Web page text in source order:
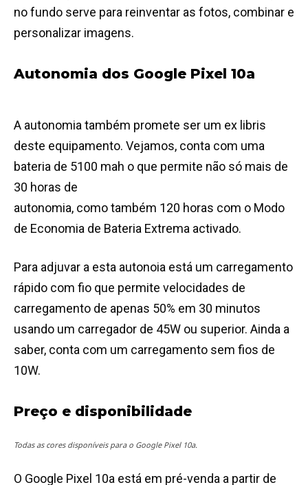
no fundo serve para reinventar as fotos, combinar e
personalizar imagens.
Autonomia dos Google Pixel 10a
A autonomia também promete ser um ex libris
deste equipamento. Vejamos, conta com uma
bateria de 5100 mah o que permite não só mais de
30 horas de
autonomia, como também 120 horas com o Modo
de Economia de Bateria Extrema activado.
Para adjuvar a esta autonoia está um carregamento
rápido com fio que permite velocidades de
carregamento de apenas 50% em 30 minutos
usando um carregador de 45W ou superior. Ainda a
saber, conta com um carregamento sem fios de
10W.
Preço e disponibilidade
Todas as cores disponíveis para o Google Pixel 10a.
O Google Pixel 10a está em pré-venda a partir de